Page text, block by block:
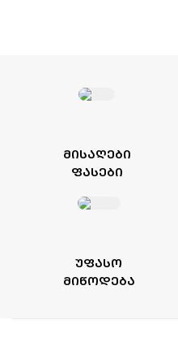
ᲛᲘᲡᲐᲦᲔᲑᲘ
ᲤᲐᲡᲔᲑᲘ
ᲣᲤᲐᲡᲝ
ᲛᲘᲬᲝᲓᲔᲑᲐ